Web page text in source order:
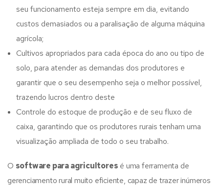
seu funcionamento esteja sempre em dia, evitando
custos demasiados ou a paralisação de alguma máquina
agrícola;
Cultivos apropriados para cada época do ano ou tipo de
solo, para atender as demandas dos produtores e
garantir que o seu desempenho seja o melhor possível,
trazendo lucros dentro deste
Controle do estoque de produção e de seu fluxo de
caixa, garantindo que os produtores rurais tenham uma
visualização ampliada de todo o seu trabalho.
O software para agricultores é uma ferramenta de
gerenciamento rural muito eficiente, capaz de trazer inúmeros